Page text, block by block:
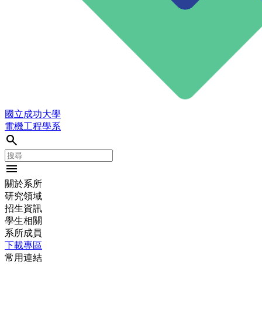
國立成功大學
電機工程學系
search
menu
關於系所
研究領域
招生資訊
學生相關
系所成員
下載專區
常用連結